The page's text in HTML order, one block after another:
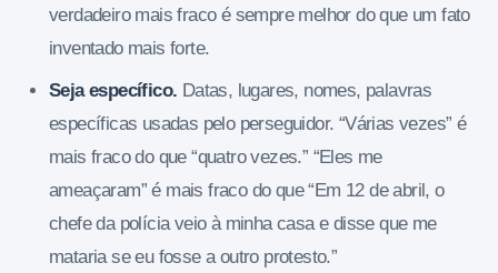
verdadeiro mais fraco é sempre melhor do que um fato
inventado mais forte.
Seja específico. Datas, lugares, nomes, palavras
específicas usadas pelo perseguidor. “Várias vezes” é
mais fraco do que “quatro vezes.” “Eles me
ameaçaram” é mais fraco do que “Em 12 de abril, o
chefe da polícia veio à minha casa e disse que me
mataria se eu fosse a outro protesto.”